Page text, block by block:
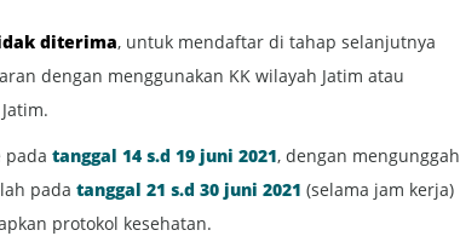
diterima, untuk mendaftar di tahap selanjutnya
dengan menggunakan KK wilayah Jatim atau
pada tanggal 14 s.d 19 juni 2021, dengan mengunggah
pada tanggal 21 s.d 30 juni 2021 (selama jam kerja)
protokol kesehatan.